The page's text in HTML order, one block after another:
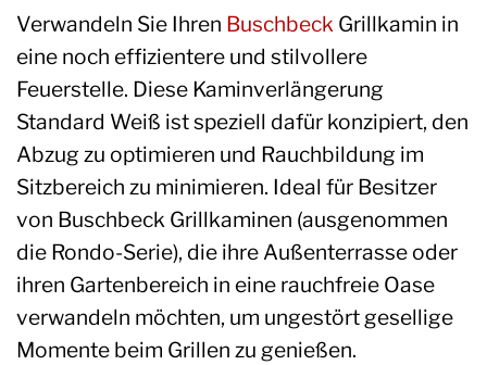
Verwandeln Sie Ihren Buschbeck Grillkamin in
eine noch effizientere und stilvollere
Feuerstelle. Diese Kaminverlängerung
Standard Weiß ist speziell dafür konzipiert, den
Abzug zu optimieren und Rauchbildung im
Sitzbereich zu minimieren. Ideal für Besitzer
von Buschbeck Grillkaminen (ausgenommen
die Rondo-Serie), die ihre Außenterrasse oder
ihren Gartenbereich in eine rauchfreie Oase
verwandeln möchten, um ungestört gesellige
Momente beim Grillen zu genießen.